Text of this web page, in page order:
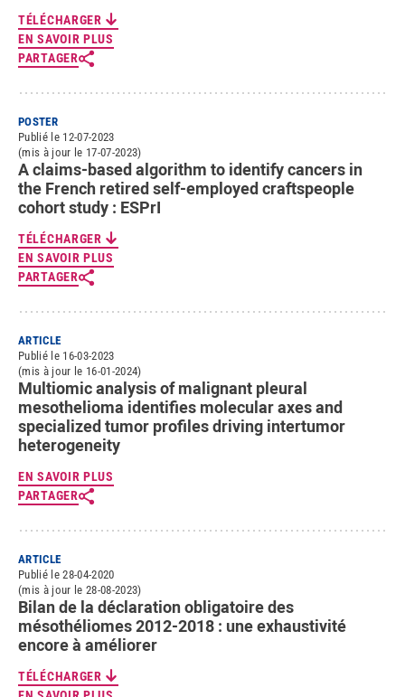
TÉLÉCHARGER
EN SAVOIR PLUS
PARTAGER
POSTER
Publié le 12-07-2023
(mis à jour le 17-07-2023)
A claims-based algorithm to identify cancers in
the French retired self-employed craftspeople
cohort study : ESPrI
TÉLÉCHARGER
EN SAVOIR PLUS
PARTAGER
ARTICLE
Publié le 16-03-2023
(mis à jour le 16-01-2024)
Multiomic analysis of malignant pleural
mesothelioma identifies molecular axes and
specialized tumor profiles driving intertumor
heterogeneity
EN SAVOIR PLUS
PARTAGER
ARTICLE
Publié le 28-04-2020
(mis à jour le 28-08-2023)
Bilan de la déclaration obligatoire des
mésothéliomes 2012-2018 : une exhaustivité
encore à améliorer
TÉLÉCHARGER